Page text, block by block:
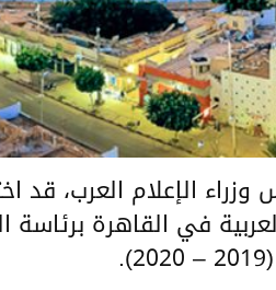
الإعلام العرب، قد